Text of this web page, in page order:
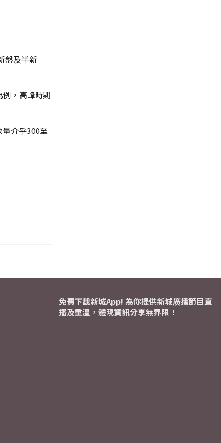
盤及半新
例，高峰時期
量介乎300至
免費下載新城App! 為你提供新城廣播節目直
播及重溫，體現資訊分享無界限！